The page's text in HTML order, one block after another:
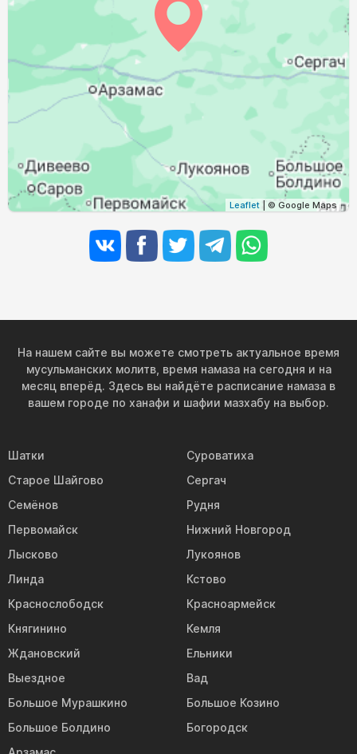
05:03 12:02 15:48
31, Пн 02:59 05:05 18:59 20:54
Leaflet | © Google Maps
На нашем сайте вы можете смотреть актуальное время
мусульманских молитв, время намаза на сегодня и на
месяц вперёд. Здесь вы найдёте расписание намаза в
вашем городе по ханафи и шафии мазхабу на выбор.
Шатки
Суроватиха
Старое Шайгово
Сергач
Семёнов
Рудня
Первомайск
Нижний Новгород
Лысково
Лукоянов
Линда
Кстово
Краснослободск
Красноармейск
Княгинино
Кемля
Ждановский
Ельники
Выездное
Вад
Большое Мурашкино
Большое Козино
Большое Болдино
Богородск